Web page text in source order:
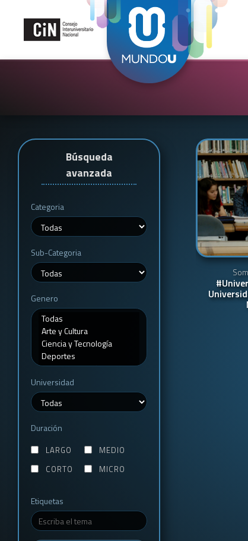
Búsqueda
avanzada
Categoria
Sub-Categoria
Genero
Universidad
Duración
LARGO
MEDIO
CORTO
MICRO
Etiquetas